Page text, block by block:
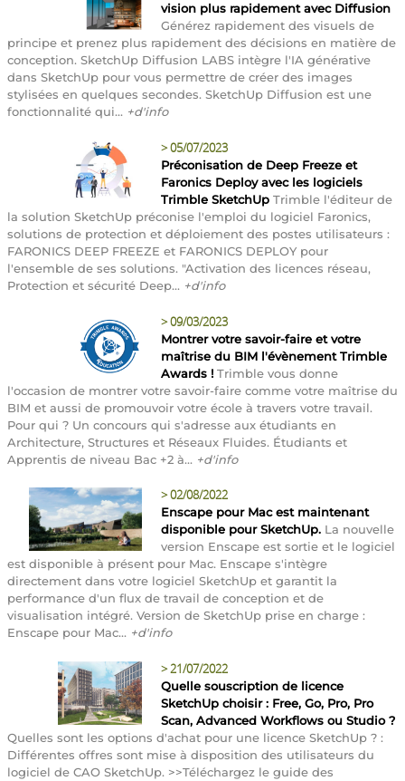
vision plus rapidement avec Diffusion
Générez rapidement des visuels de
principe et prenez plus rapidement des décisions en matière de
conception. SketchUp Diffusion LABS intègre l'IA générative
dans SketchUp pour vous permettre de créer des images
stylisées en quelques secondes. SketchUp Diffusion est une
fonctionnalité qui... +d'info
>05/07/2023
Préconisation de Deep Freeze et
Faronics Deploy avec les logiciels
Trimble SketchUp Trimble l'éditeur de
la solution SketchUp préconise l'emploi du logiciel Faronics,
solutions de protection et déploiement des postes utilisateurs :
FARONICS DEEP FREEZE et FARONICS DEPLOY pour
l'ensemble de ses solutions. "Activation des licences réseau,
Protection et sécurité Deep... +d'info
>09/03/2023
Montrer votre savoir-faire et votre
maîtrise du BIM l'évènement Trimble
Awards ! Trimble vous donne
l'occasion de montrer votre savoir-faire comme votre maîtrise du
BIM et aussi de promouvoir votre école à travers votre travail.
Pour qui ? Un concours qui s'adresse aux étudiants en
Architecture, Structures et Réseaux Fluides. Étudiants et
Apprentis de niveau Bac +2 à... +d'info
>02/08/2022
Enscape pour Mac est maintenant
disponible pour SketchUp. La nouvelle
version Enscape est sortie et le logiciel
est disponible à présent pour Mac. Enscape s'intègre
directement dans votre logiciel SketchUp et garantit la
performance d'un flux de travail de conception et de
visualisation intégré. Version de SketchUp prise en charge :
Enscape pour Mac... +d'info
>21/07/2022
Quelle souscription de licence
SketchUp choisir : Free, Go, Pro, Pro
Scan, Advanced Workflows ou Studio ?
Quelles sont les options d'achat pour une licence SketchUp ? :
Différentes offres sont mise à disposition des utilisateurs du
logiciel de CAO SketchUp. >>Téléchargez le guide des